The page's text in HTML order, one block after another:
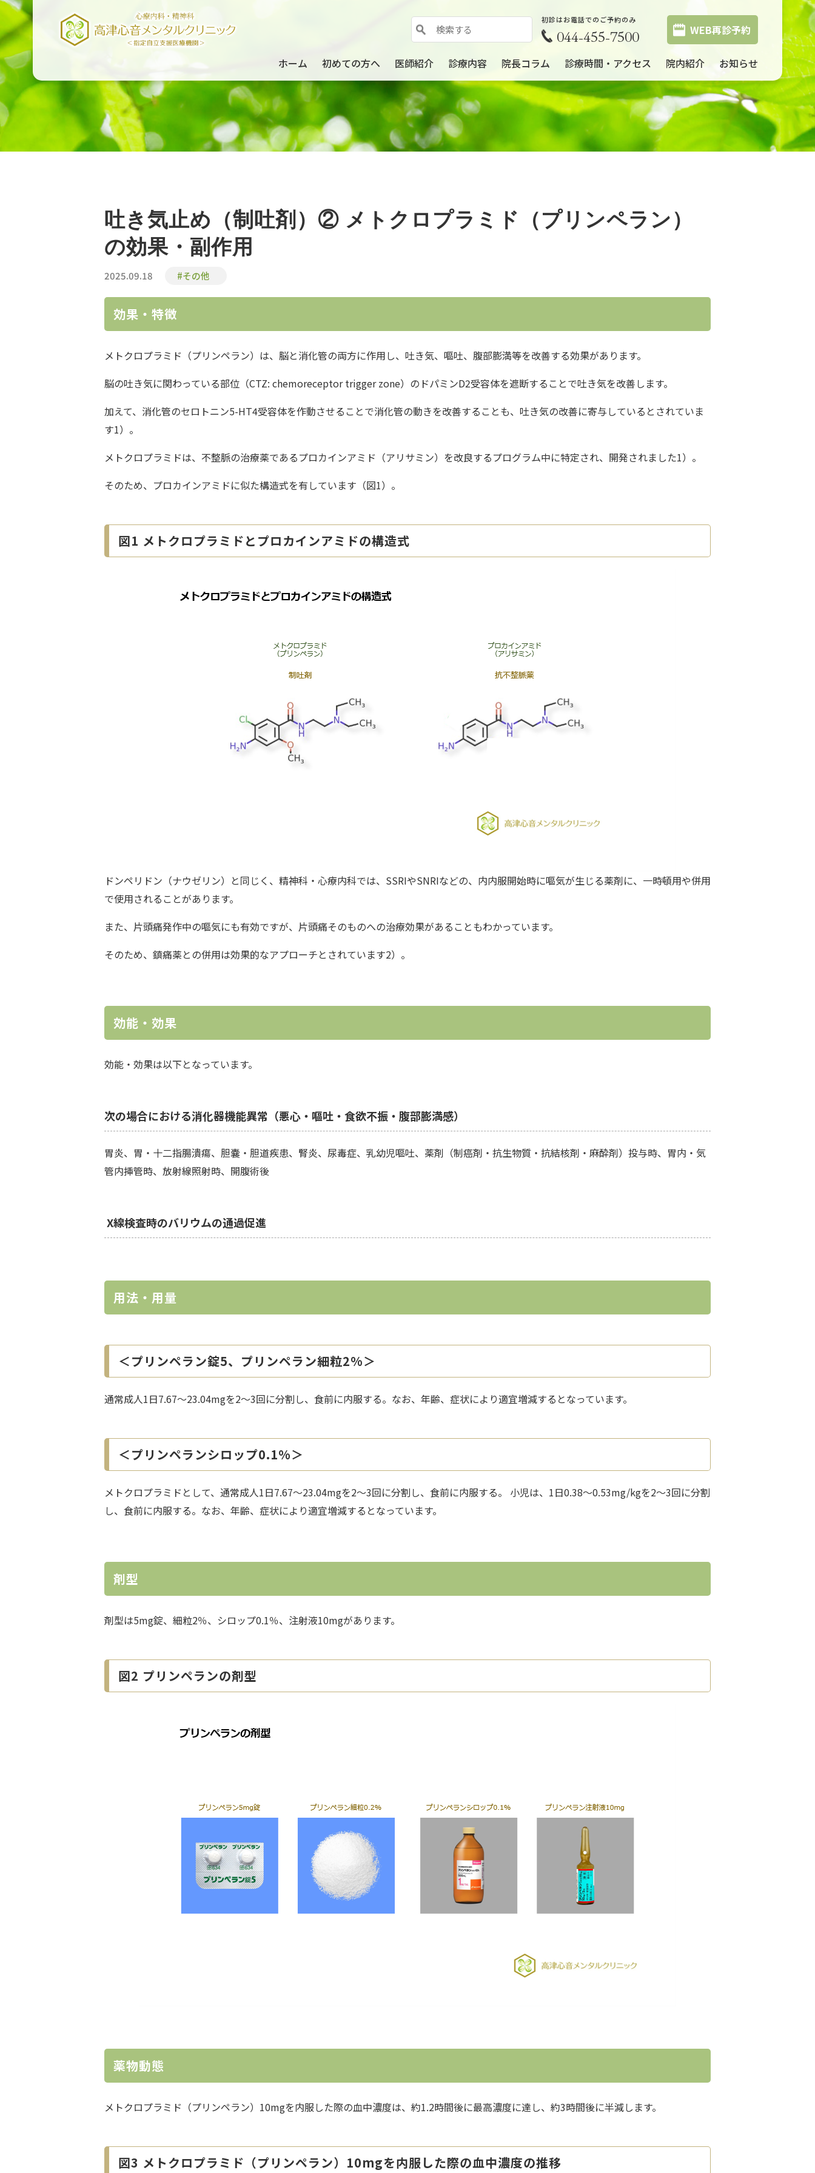
初診はお電話でのご予約のみ
044-455-7500 WEB再診予約
ホーム 初めての方へ 医師紹介 診療内容 院長コラム 診療時間・アクセス 院内紹介 お知らせ
吐き気止め（制吐剤）② メトクロプラミド（プリンペラン）
の効果・副作用
2025.09.18 #その他
効果・特徴
メトクロプラミド（プリンペラン）は、脳と消化管の両方に作用し、吐き気、嘔吐、腹部膨満等を改善する効果があります。
脳の吐き気に関わっている部位（CTZ: chemoreceptor trigger zone）のドパミンD2受容体を遮断することで吐き気を改善します。
加えて、消化管のセロトニン5-HT4受容体を作動させることで消化管の動きを改善することも、吐き気の改善に寄与しているとされていま
す1）。
メトクロプラミドは、不整脈の治療薬であるプロカインアミド（アリサミン）を改良するプログラム中に特定され、開発されました1）。
そのため、プロカインアミドに似た構造式を有しています（図1）。
図1 メトクロプラミドとプロカインアミドの構造式
ドンペリドン（ナウゼリン） と同じく、精神科・心療内科では、 SSRIやSNRIなどの、内内服開始時に嘔気が生じる薬剤に、一時頓用や併用
で使用されることがあります。
また、片頭痛発作中の嘔気にも有効ですが、片頭痛そのものへの治療効果があることもわかっています。
そのため、鎮痛薬との併用は効果的なアプローチとされています2）。
効能・効果
効能・効果は以下となっています。
次の場合における消化器機能異常（悪心・嘔吐・食欲不振・腹部膨満感）
胃炎、胃・十二指腸潰瘍、胆嚢・胆道疾患、腎炎、尿毒症、乳幼児嘔吐、薬剤（制癌剤・抗生物質・抗結核剤・麻酔剤）投与時、胃内・気
管内挿管時、放射線照射時、開腹術後
X線検査時のバリウムの通過促進
用法・用量
＜プリンペラン錠5、プリンペラン細粒2%＞
通常成人1日7.67～23.04mgを2～3回に分割し、食前に内服する。なお、年齢、症状により適宜増減するとなっています。
＜プリンペランシロップ0.1%＞
メトクロプラミドとして、通常成人1日7.67～23.04mgを2～3回に分割し、食前に内服する。 小児は、1日0.38～0.53mg/kgを2～3回に分割
し、食前に内服する。なお、年齢、症状により適宜増減するとなっています。
剤型
剤型は5mg錠、細粒2％、シロップ0.1％、注射液10mgがあります。
図2 プリンペランの剤型
薬物動態
メトクロプラミド（プリンペラン）10mgを内服した際の血中濃度は、約1.2時間後に最高濃度に達し、約3時間後に半減します。
図3 メトクロプラミド（プリンペラン）10mgを内服した際の血中濃度の推移